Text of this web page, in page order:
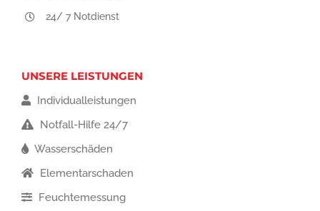
24/ 7 Notdienst
UNSERE LEISTUNGEN
Individualleistungen
Notfall-Hilfe 24/7
Wasserschäden
Elementarschaden
Feuchtemessung